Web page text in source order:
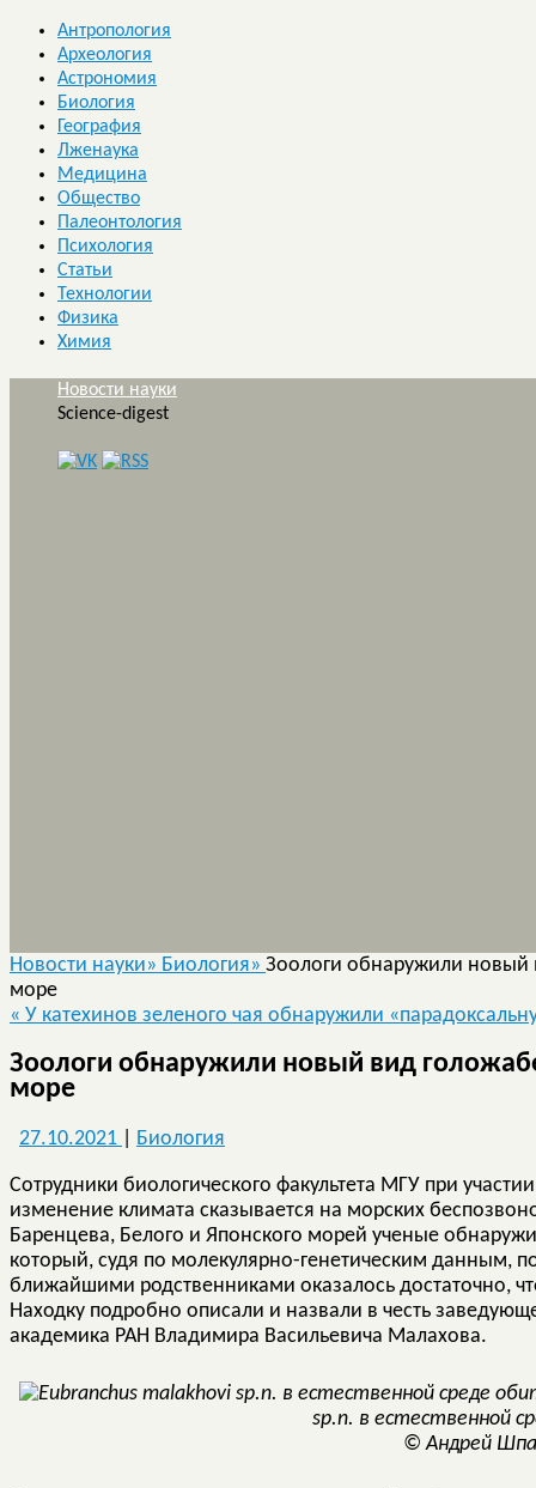
Антропология
Археология
Астрономия
Биология
География
Лженаука
Медицина
Общество
Палеонтология
Психология
Статьи
Технологии
Физика
Химия
Новости науки
Science-digest
Новости науки» Биология» Зоологи обнаружили новый
море
« У катехинов зеленого чая обнаружили
Зоологи обнаружили новый вид
море
27.10.2021 Биология
Сотрудники биологического факультета МГУ при
изменение климата сказывается на морских
Баренцева, Белого и Японского морей ученые
который, судя по молекулярно-генетическим данным,
ближайшими родственниками оказалось достаточно,
Находку подробно описали и назвали в честь
академика РАН Владимира Васильевича Малахова.
sp.n. в естественной
© Андрей